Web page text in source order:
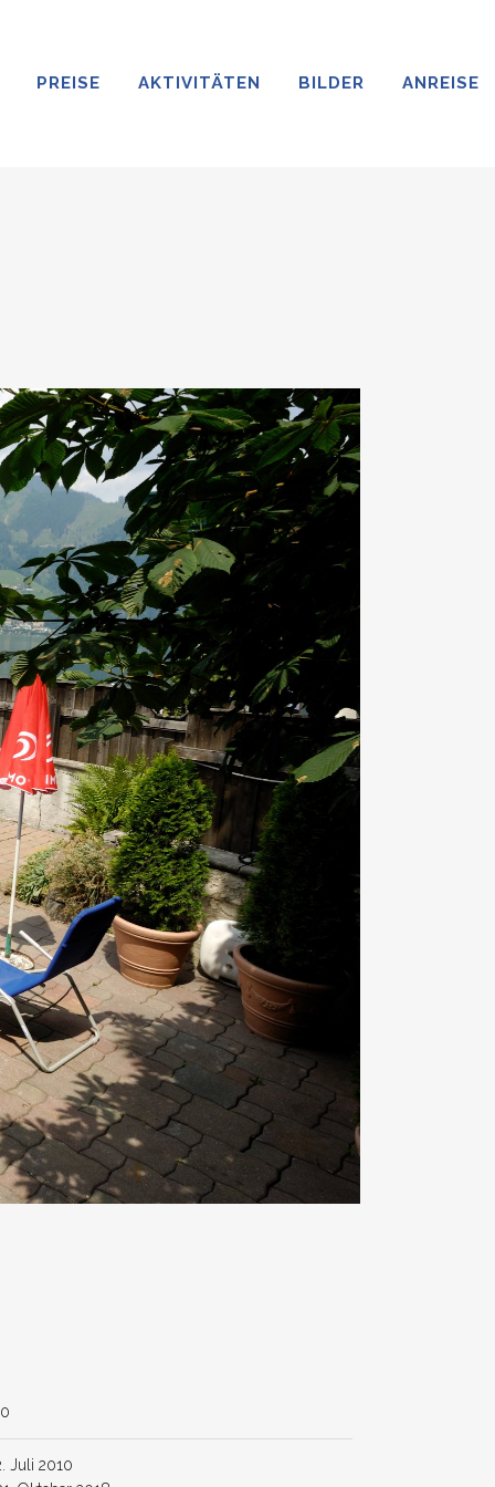
PREISE AKTIVITÄTEN BILDER ANREISE
Juli 2010